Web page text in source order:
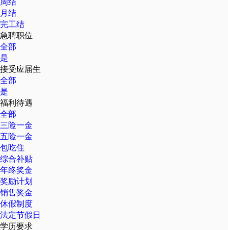
月结
完工结
急聘职位
全部
是
接受应届生
全部
是
福利待遇
全部
三险一金
五险一金
包吃住
综合补贴
年终奖金
奖励计划
销售奖金
休假制度
法定节假日
学历要求